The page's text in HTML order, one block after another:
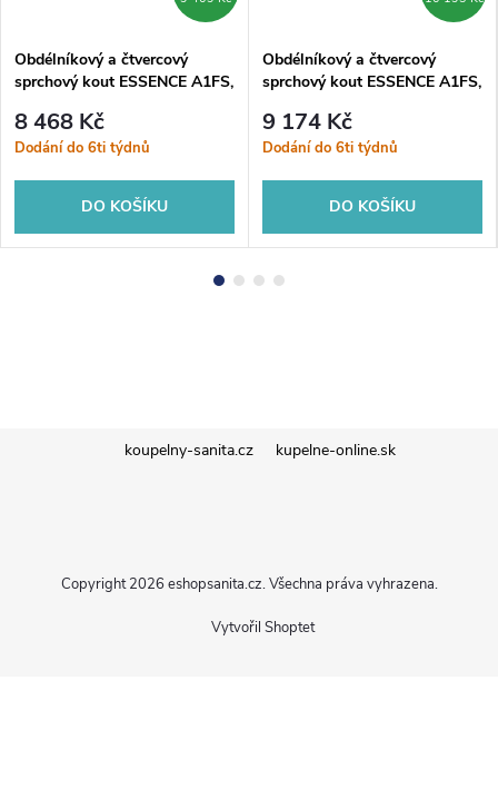
Obdélníkový a čtvercový
sprchový kout ESSENCE A1FS,
bezpečnostní sklo - 6 mm,
Hliník bílý
8 468 Kč
Dodání do 6ti týdnů
DO KOŠÍKU
Obdélníkový a čtvercový
sprchový kout ESSENCE A1FS,
bezpečnostní sklo - 6 mm,
Hliník bílý
9 174 Kč
Dodání do 6ti týdnů
DO KOŠÍKU
koupelny-sanita.cz kupelne-online.sk
Vytvořil Shoptet
Copyright 2026 eshopsanita.cz. Všechna práva vyhrazena.